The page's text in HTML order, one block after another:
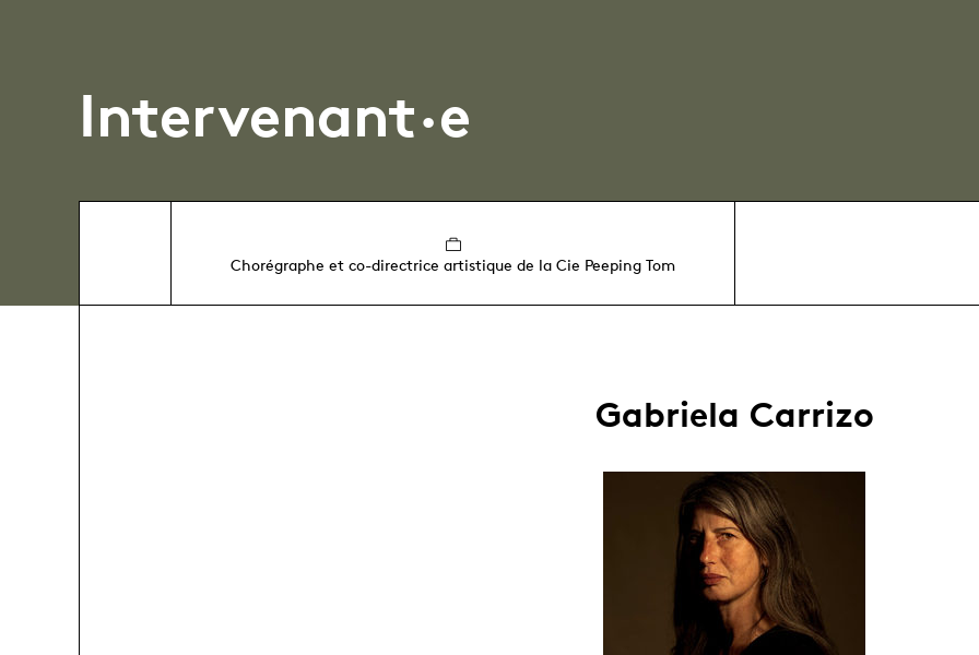
Intervenant·e
Chorégraphe et co-directrice artistique de la Cie Peeping Tom
Gabriela Carrizo